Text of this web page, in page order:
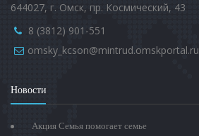
644027, г. Омск, пр. Космический, 43
8 (3812) 901-551
omsky_kcson@mintrud.omskportal.ru
Новости
Акция Семья помогает семье